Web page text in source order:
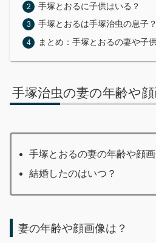
手塚とおるに子供はいる？
手塚とおるは手塚治虫の息子？
まとめ：手塚とおるの妻や子
手塚治虫の妻の年齢や顔
手塚とおるの妻の年齢や顔画
結婚したのはいつ？
妻の年齢や顔画像は？